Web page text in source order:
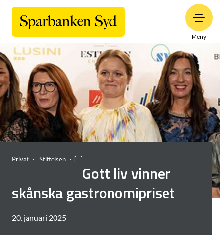
Meny
Privat Stiftelsen
Gott liv vinner
skånska gastronomipriset
20. januari 2025